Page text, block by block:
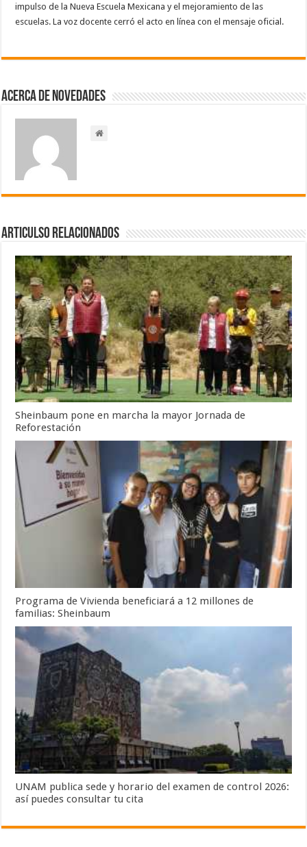
impulso de la Nueva Escuela Mexicana y el mejoramiento de las
escuelas. La voz docente cerró el acto en línea con el mensaje oficial.
Acerca de NOVEDADES
Articulso Relacionados
Sheinbaum pone en marcha la mayor Jornada de
Reforestación
Programa de Vivienda beneficiará a 12 millones de
familias: Sheinbaum
UNAM publica sede y horario del examen de control 2026:
así puedes consultar tu cita